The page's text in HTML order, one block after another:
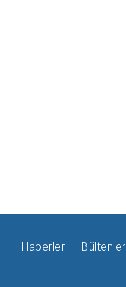
Haberler Bültenler